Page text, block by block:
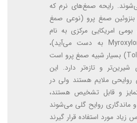
رایحه صمغ‌های نرم که
بنزوئین صمغ پرو (نوعی صمغ
امریکایی مرکزی به نام
Myroxylon Pereirae به دست می‌آید)،
صمغ تولو (Tolu) بسیار شبیه صمغ پرو است
شیرین‌تر و تازه‌تر دارد. این
روایحی ملایم هستند ولی در
و قابل تشخیص هستند،
ماندگاری روایح گلی می‌شوند
زیاد مورد استفاده قرار گیرند